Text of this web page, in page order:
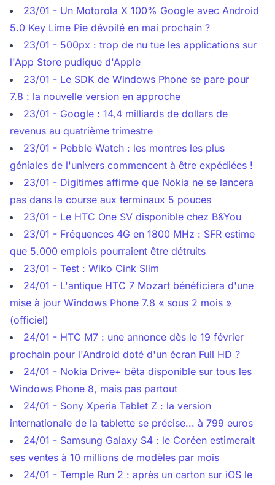
23/01 - Un Motorola X 100% Google avec Android
5.0 Key Lime Pie dévoilé en mai prochain ?
23/01 - 500px : trop de nu tue les applications sur
l'App Store pudique d'Apple
23/01 - Le SDK de Windows Phone se pare pour
7.8 : la nouvelle version en approche
23/01 - Google : 14,4 milliards de dollars de
revenus au quatrième trimestre
23/01 - Pebble Watch : les montres les plus
géniales de l'univers commencent à être expédiées !
23/01 - Digitimes affirme que Nokia ne se lancera
pas dans la course aux terminaux 5 pouces
23/01 - Le HTC One SV disponible chez B&You
23/01 - Fréquences 4G en 1800 MHz : SFR estime
que 5.000 emplois pourraient être détruits
23/01 - Test : Wiko Cink Slim
24/01 - L'antique HTC 7 Mozart bénéficiera d'une
mise à jour Windows Phone 7.8 « sous 2 mois »
(officiel)
24/01 - HTC M7 : une annonce dès le 19 février
prochain pour l'Android doté d'un écran Full HD ?
24/01 - Nokia Drive+ bêta disponible sur tous les
Windows Phone 8, mais pas partout
24/01 - Sony Xperia Tablet Z : la version
internationale de la tablette se précise... à 799 euros
24/01 - Samsung Galaxy S4 : le Coréen estimerait
ses ventes à 10 millions de modèles par mois
24/01 - Temple Run 2 : après un carton sur iOS le